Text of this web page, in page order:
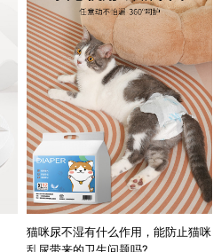
猫咪尿不湿有什么作用，能防止猫咪
乱尿带来的卫生问题吗?